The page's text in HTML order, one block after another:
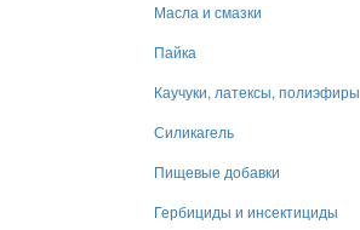
Масла и смазки
Пайка
Каучуки, латексы, полиэфиры
Силикагель
Пищевые добавки
Гербициды и инсектициды